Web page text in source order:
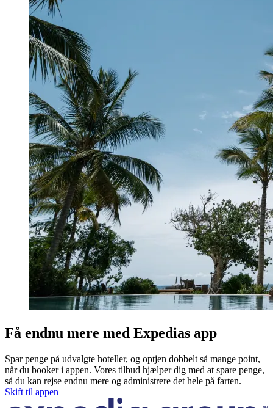
Få endnu mere med Expedias app
Spar penge på udvalgte hoteller, og optjen dobbelt så mange point,
når du booker i appen. Vores tilbud hjælper dig med at spare penge,
så du kan rejse endnu mere og administrere det hele på farten.
Skift til appen